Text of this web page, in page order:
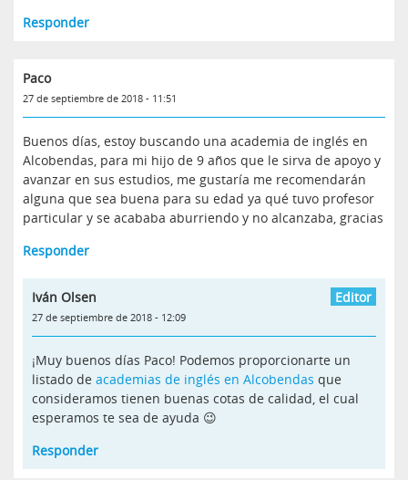
Responder
Paco
27 de septiembre de 2018 - 11:51
Buenos días, estoy buscando una academia de inglés en
Alcobendas, para mi hijo de 9 años que le sirva de apoyo y
avanzar en sus estudios, me gustaría me recomendarán
alguna que sea buena para su edad ya qué tuvo profesor
particular y se acababa aburriendo y no alcanzaba, gracias
Responder
Iván Olsen
27 de septiembre de 2018 - 12:09
¡Muy buenos días Paco! Podemos proporcionarte un
listado de academias de inglés en Alcobendas que
consideramos tienen buenas cotas de calidad, el cual
esperamos te sea de ayuda 😉
Responder